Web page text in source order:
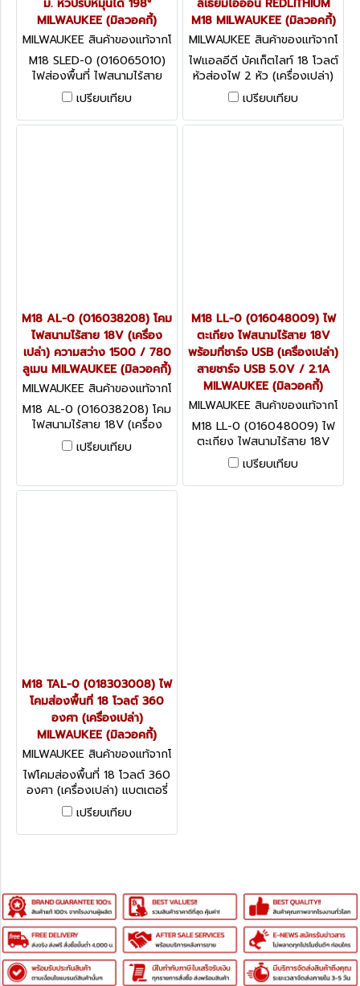
ม. หัวปรับหมุนได้ 198°
MILWAUKEE (มิลวอคกี้)
MILWAUKEE สินค้าของแท้จากโ
รงงานผู้ผลิต M18 SLED-0 (01
6065010)
M18 SLED-0 (016065010)
ไฟส่องพื้นที่ ไฟสนามไร้สาย
18V (เครื่องเปล่า) ความสว่าง
1,250 ลูเมน ระยะลำแสง 650
ม. หัวปรับหมุนได้ 198°
เปรียบเทียบ
ลิเธียมไอออน REDLITHIUM
M18 MILWAUKEE (มิลวอคกี้)
MILWAUKEE สินค้าของแท้จากโ
รงงานผู้ผลิต M18 UBL-0 (016
066011)
ไฟแอลอีดี บัคเก็ตไลท์ 18 โวลต์
ห้วส่องไฟ 2 หัว (เครื่องเปล่า)
ความสว่าง 2,500 ลูเมน ระยะ
ลำแสงสูงสุด 450 ม.
แบตเตอรี่ ลิเธียมไอออน
เปรียบเทียบ
M18 AL-0 (016038208) โคม
ไฟสนามไร้สาย 18V (เครื่อง
เปล่า) ความสว่าง 1500 / 780
ลูเมน MILWAUKEE (มิลวอคกี้)
MILWAUKEE สินค้าของแท้จากโ
รงงานผู้ผลิต M18 AL-0 (0160
38208)
M18 AL-0 (016038208) โคม
ไฟสนามไร้สาย 18V (เครื่อง
เปล่า) ความสว่าง 1500 / 780
ลูเมน MILWAUKEE (มิลวอคกี้)
เปรียบเทียบ
M18 LL-0 (016048009) ไฟ
ตะเกียง ไฟสนามไร้สาย 18V
พร้อมที่ชาร์จ USB (เครื่องเปล่า)
สายชาร์จ USB 5.0V / 2.1A
MILWAUKEE (มิลวอคกี้)
MILWAUKEE สินค้าของแท้จากโ
รงงานผู้ผลิต M18 LL-0 (0160
48009)
M18 LL-0 (016048009) ไฟ
ตะเกียง ไฟสนามไร้สาย 18V
พร้อมที่ชาร์จ USB (เครื่องเปล่า)
สายชาร์จ USB 5.0V / 2.1A
MILWAUKEE (มิลวอคกี้)
เปรียบเทียบ
M18 TAL-0 (018303008) ไฟ
โคมส่องพื้นที่ 18 โวลต์ 360
องศา (เครื่องเปล่า)
MILWAUKEE (มิลวอคกี้)
MILWAUKEE สินค้าของแท้จากโ
รงงานผู้ผลิต M18 TAL-0 (018
303008)
ไฟโคมส่องพื้นที่ 18 โวลต์ 360
องศา (เครื่องเปล่า) แบตเตอรี่
ลิเธียมไอออน REDLITHIUM
M18 ไฟส่องหน้างาน พื้นที่
ความสว่าง 2,200 ลูเมน
เปรียบเทียบ